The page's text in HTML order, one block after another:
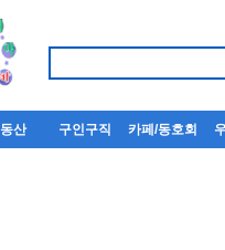
산 구인구직 카페/동호회